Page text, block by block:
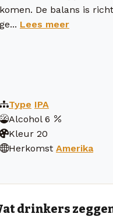
komen. De balans is
ge... Lees meer
Type IPA
Alcohol 6
Kleur 20
Herkomst Amerika
drinkers zeggen